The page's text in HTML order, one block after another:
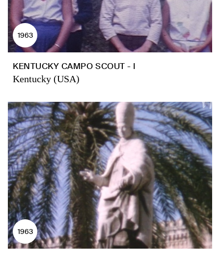
1963
KENTUCKY CAMPO SCOUT - I
Kentucky (USA)
1963